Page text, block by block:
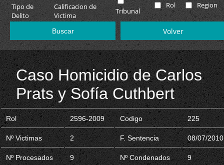
Tipo de
Delito
Calificacion de
Victima
Tribunal
Rol Region
Volver
Caso Homicidio de Carlos
Prats y Sofía Cuthbert
Rol 2596-2009 Codigo 225
Nº Victimas 2 F. Sentencia 08/07/2010
Nº Procesados 9 Nº Condenados 9